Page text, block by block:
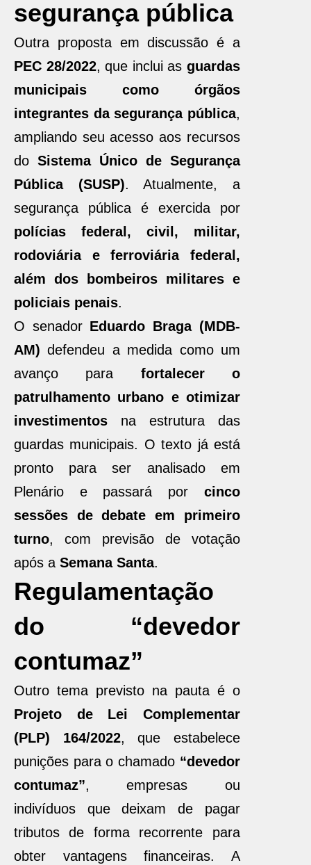
segurança pública
Outra proposta em discussão é a
PEC 28/2022, que inclui as guardas
municipais como órgãos
integrantes da segurança pública,
ampliando seu acesso aos recursos
do Sistema Único de Segurança
Pública (SUSP). Atualmente, a
segurança pública é exercida por
polícias federal, civil, militar,
rodoviária e ferroviária federal,
além dos bombeiros militares e
policiais penais.
O senador Eduardo Braga (MDB-
AM) defendeu a medida como um
avanço para fortalecer o
patrulhamento urbano e otimizar
investimentos na estrutura das
guardas municipais. O texto já está
pronto para ser analisado em
Plenário e passará por cinco
sessões de debate em primeiro
turno, com previsão de votação
após a Semana Santa.
Regulamentação
do “devedor
contumaz”
Outro tema previsto na pauta é o
Projeto de Lei Complementar
(PLP) 164/2022, que estabelece
punições para o chamado “devedor
contumaz”, empresas ou
indivíduos que deixam de pagar
tributos de forma recorrente para
obter vantagens financeiras. A